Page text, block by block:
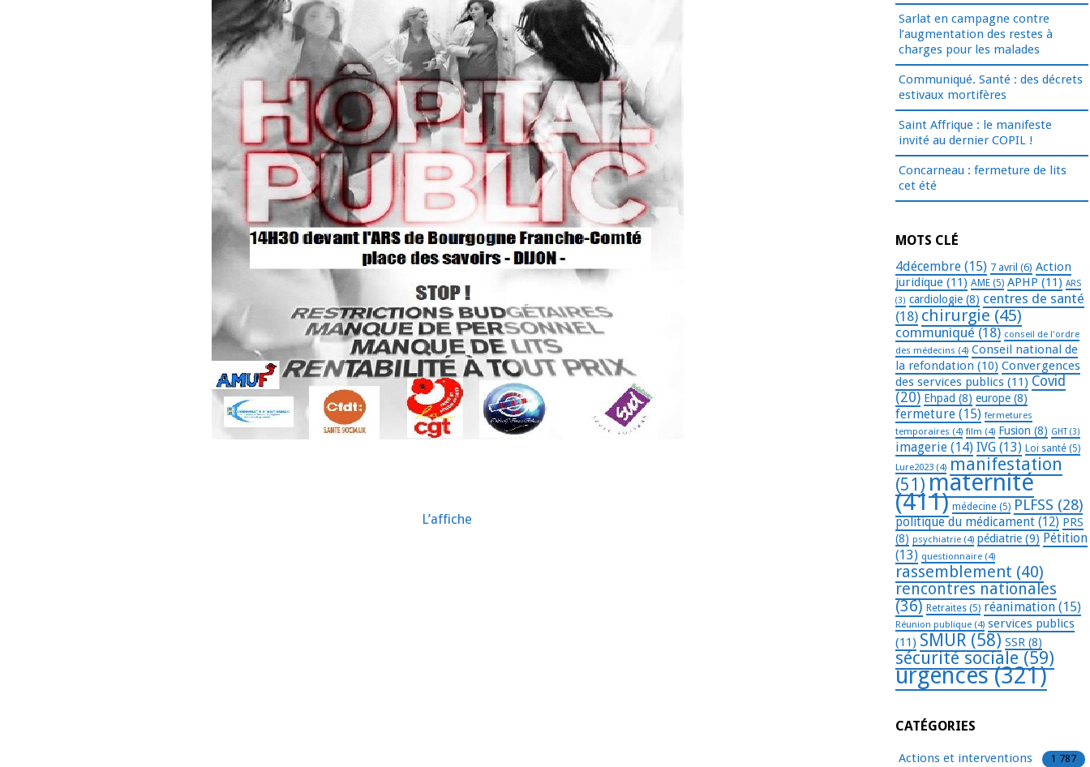
L’affiche
Sarlat en campagne contre
l’augmentation des restes à
charges pour les malades
Communiqué. Santé : des décrets
estivaux mortifères
Saint Affrique : le manifeste
invité au dernier COPIL !
Concarneau : fermeture de lits
cet été
MOTS CLÉ
4décembre (15) 7 avril (6) Action
juridique (11) AME (5) APHP (11) ARS
(3) cardiologie (8) centres de santé
(18) chirurgie (45)
communiqué (18) conseil de l'ordre
des médecins (4) Conseil national de
la refondation (10) Convergences
des services publics (11) Covid
(20) Ehpad (8) europe (8)
fermeture (15) fermetures
temporaires (4) film (4) Fusion (8) GHT(3)
imagerie (14) IVG (13) Loi santé (5)
Lure2023 (4) manifestation
(51) maternité
(411) médecine (5) PLFSS (28)
politique du médicament (12) PRS
(8) psychiatrie (4) pédiatrie (9) Pétition
(13) questionnaire (4)
rassemblement (40)
rencontres nationales
(36) Retraites (5) réanimation (15)
Réunion publique (4) services publics
(11) SMUR (58) SSR (8)
sécurité sociale (59)
urgences(321)
CATÉGORIES
Actions et interventions 1 787